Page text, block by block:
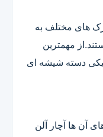
های مختلف به
6 یا 7 عددی هستند.از مهمترین
دسته شیشه ای
آن ها آچار آلن